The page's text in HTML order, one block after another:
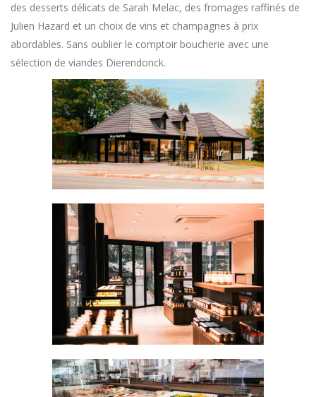
des desserts délicats de Sarah Melac, des fromages raffinés de
Julien Hazard et un choix de vins et champagnes à prix
abordables. Sans oublier le comptoir boucherie avec une
sélection de viandes Dierendonck.